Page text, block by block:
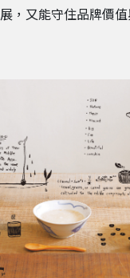
，又能守住品牌價